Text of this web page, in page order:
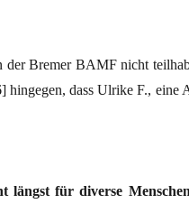
der Bremer BAMF nicht
dass Ulrike F., eine
für diverse